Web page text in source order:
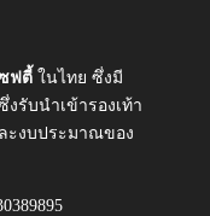
ซฟตี้ ในไทย ซึ่งมี
รับนำเข้ารองเท้า
ะงบประมาณของ